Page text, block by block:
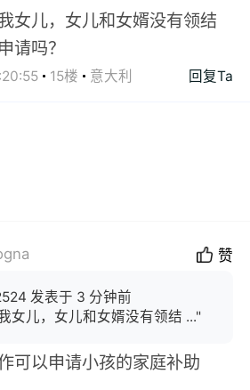
女儿，女儿和女婿没有领结
请吗？
15楼 意大利 回复Ta
赞
发表于 3 分钟前
女儿，女儿和女婿没有领结 ..."
可以申请小孩的家庭补助